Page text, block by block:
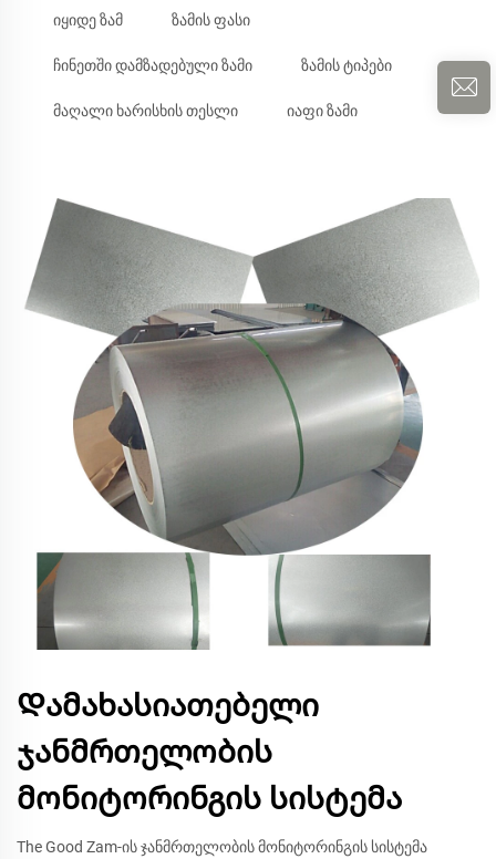
იყიდე ზამ ზამის ფასი
ჩინეთში დამზადებული ზამი ზამის ტიპები
მაღალი ხარისხის თესლი იაფი ზამი
Დამახასიათებელი
ჯანმრთელობის
მონიტორინგის სისტემა
The Good Zam-ის ჯანმრთელობის მონიტორინგის სისტემა